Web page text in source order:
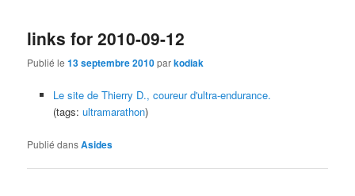
links for 2010-09-12
Publié le13 septembre 2010parkodiak
Le site de Thierry D., coureur d'ultra-endurance.
(tags: ultramarathon)
Publié dansAsides